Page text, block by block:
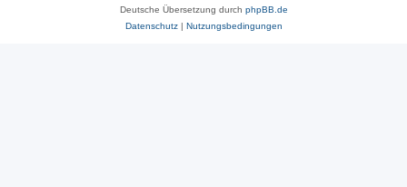
Deutsche Übersetzung durch phpBB.de
Datenschutz| Nutzungsbedingungen